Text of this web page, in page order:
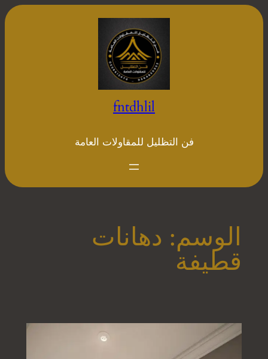
تخطى
fntdhlil
فن التظليل للمقاولات العامة
الوسم: دهانات
قطيفة